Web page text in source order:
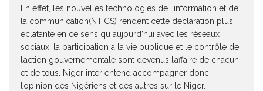
En effet, les nouvelles technologies de l’information et de
la communication(NTICS) rendent cette déclaration plus
éclatante en ce sens qu aujourd’hui avec les réseaux
sociaux, la participation a la vie publique et le contrôle de
l’action gouvernementale sont devenus l’affaire de chacun
et de tous. Niger inter entend accompagner donc
l’opinion des Nigériens et des autres sur le Niger.